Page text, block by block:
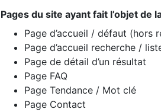
Pages du site ayant fait l’objet de
Page d’accueil / défaut (hors
Page d’accueil recherche /
Page de détail d’un résultat
Page FAQ
Page Tendance / Mot clé
Page Contact